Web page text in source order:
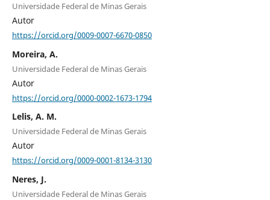
Universidade Federal de Minas Gerais
Autor
https://orcid.org/0009-0007-6670-0850
Moreira, A.
Universidade Federal de Minas Gerais
Autor
https://orcid.org/0000-0002-1673-1794
Lelis, A. M.
Universidade Federal de Minas Gerais
Autor
https://orcid.org/0009-0001-8134-3130
Neres, J.
Universidade Federal de Minas Gerais